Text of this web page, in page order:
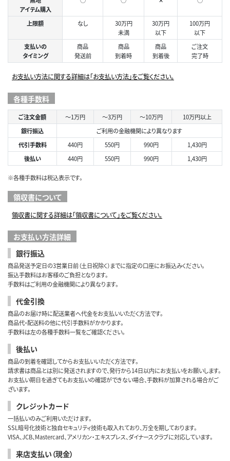
アイテム購入
上限額 なし
30万円
未満
30万円
以下
100万円
以下
支払いの
タイミング
商品
発送前
商品
到着時
商品
到着後
ご注文
完了時
お支払い方法に関する詳細は「お支払い方法」をご覧ください。
各種手数料
ご注文金額 ～1万円 ～3万円 ～10万円
10万円以上
銀行振込
ご利用の金融機関により異なります
代引手数料
440円 550円 990円
1,430円
後払い
440円 550円 990円 1,430円
※各種手数料は税込表示です。
領収書について
領収書に関する詳細は「領収書について」をご覧ください。
お支払い方法詳細
銀行振込
商品発送予定日の3営業日前（土日祝除く）までに指定の口座にお振込みください。
振込手数料はお客様のご負担となります。
手数料はご利用の金融機関により異なります。
代金引換
商品のお届け時に配送業者へ代金をお支払いいただく方法です。
商品代・配送料の他に代引手数料がかかります。
手数料は左の各種手数料一覧をご確認ください。
後払い
商品の到着を確認してからお支払いいただく方法です。
請求書は商品とは別に発送されますので、発行から14日以内にお支払いをお願いします。
お支払い期日を過ぎてもお支払いの確認ができない場合、手数料が加算される場合がご
ざいます。
クレジットカード
一括払いのみご利用いただけます。
SSL暗号化技術と独自セキュリティ技術も取入れており、万全を期しております。
VISA、JCB、Mastercard、アメリカン・エキスプレス、ダイナースクラブに対応しています。
来店支払い（現金）